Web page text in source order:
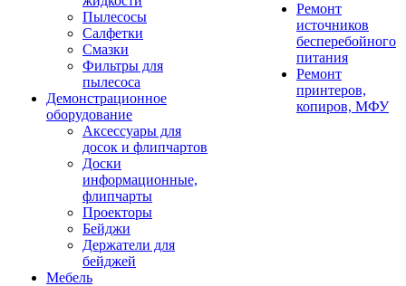
Пылесосы
Салфетки
Смазки
Фильтры для
пылесоса
Демонстрационное
оборудование
Аксессуары для
досок и флипчартов
Доски
информационные,
флипчарты
Проекторы
Бейджи
Держатели для
бейджей
Мебель
Ремонт
источников
бесперебойного
питания
Ремонт
принтеров,
копиров, МФУ